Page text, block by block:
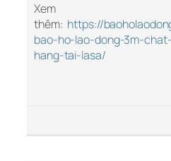
Xem
thêm: https://
bao-ho-lao-dong-3m-
hang-tai-lasa/